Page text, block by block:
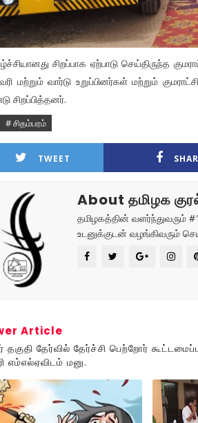
சிறப்பாக ஏற்பாடு
மற்றும் வார்டு உறுப்பினர்கள் மற்றும்
சிறப்பித்தனர்.
# சிதம்பரம்
TWEET
About தமிழக
தமிழகத்தின்
உடனுக்குடன் வழங்கிவரும்
Article
தகுதி தேர்வில் தேர்ச்சி பெற்றோர்
எம்எல்ஏவிடம் மனு.